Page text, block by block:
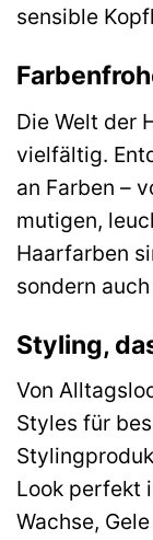
sensible
Die Welt der
vielfältig.
an Farben –
mutigen,
Haarfarben
sondern
Styling,
Von
Styles für
Look perfekt
Wachse,